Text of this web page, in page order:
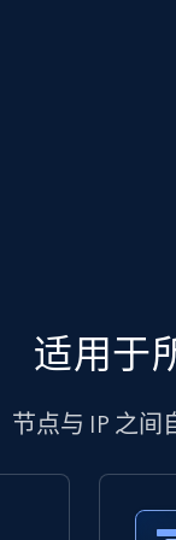
适用于
节点与 IP 之